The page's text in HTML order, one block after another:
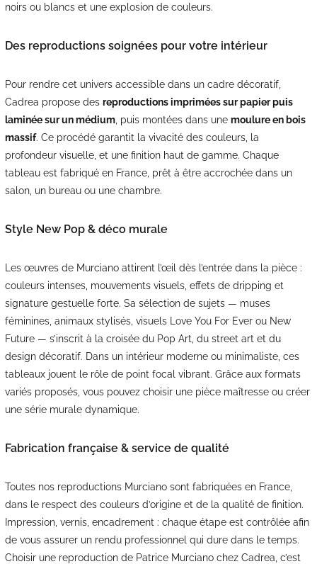
noirs ou blancs et une explosion de couleurs.
Des reproductions soignées pour votre intérieur
Pour rendre cet univers accessible dans un cadre décoratif,
Cadrea propose des reproductions imprimées sur papier puis
laminée sur un médium, puis montées dans une moulure en bois
massif. Ce procédé garantit la vivacité des couleurs, la
profondeur visuelle, et une finition haut de gamme. Chaque
tableau est fabriqué en France, prêt à être accrochée dans un
salon, un bureau ou une chambre.
Style New Pop & déco murale
Les œuvres de Murciano attirent l’œil dès l’entrée dans la pièce :
couleurs intenses, mouvements visuels, effets de dripping et
signature gestuelle forte. Sa sélection de sujets — muses
féminines, animaux stylisés, visuels Love You For Ever ou New
Future — s’inscrit à la croisée du Pop Art, du street art et du
design décoratif. Dans un intérieur moderne ou minimaliste, ces
tableaux jouent le rôle de point focal vibrant. Grâce aux formats
variés proposés, vous pouvez choisir une pièce maîtresse ou créer
une série murale dynamique.
Fabrication française & service de qualité
Toutes nos reproductions Murciano sont fabriquées en France,
dans le respect des couleurs d’origine et de la qualité de finition.
Impression, vernis, encadrement : chaque étape est contrôlée afin
de vous assurer un rendu professionnel qui dure dans le temps.
Choisir une reproduction de Patrice Murciano chez Cadrea, c’est